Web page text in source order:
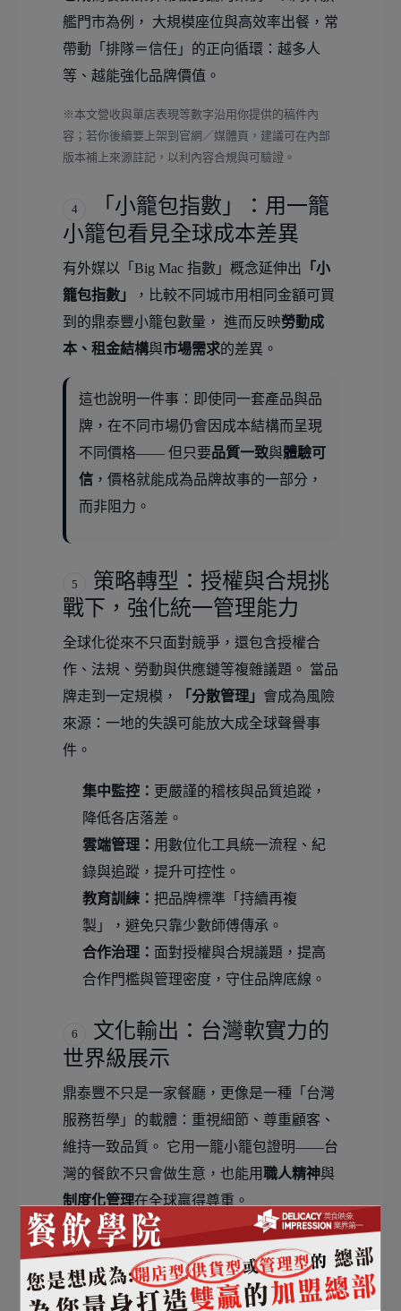
艦門市為例， 大規模座位與高效率出餐，常
帶動「排隊＝信任」的正向循環：越多人
等、越能強化品牌價值。
※本文營收與單店表現等數字沿用你提供的稿件內
容；若你後續要上架到官網／媒體頁，建議可在內部
版本補上來源註記，以利內容合規與可驗證。
4
「小籠包指數」：用一籠
小籠包看見全球成本差異
有外媒以「Big Mac 指數」概念延伸出 「小
籠包指數」
，比較不同城市用相同金額可買
到的鼎泰豐小籠包數量， 進而反映勞動成
本、租金結構與市場需求的差異。
這也說明一件事：即使同一套產品與品
牌，在不同市場仍會因成本結構而呈現
不同價格—— 但只要品質一致與體驗可
信 ，價格就能成為品牌故事的一部分，
而非阻力。
5
策略轉型：授權與合規挑
戰下，強化統一管理能力
全球化從來不只面對競爭，還包含授權合
作、法規、勞動與供應鏈等複雜議題。 當品
牌走到一定規模，
「分散管理」 會成為風險
來源：一地的失誤可能放大成全球聲譽事
件。
集中監控： 更嚴謹的稽核與品質追蹤，
降低各店落差。
雲端管理： 用數位化工具統一流程、紀
錄與追蹤，提升可控性。
教育訓練： 把品牌標準「持續再複
製」，避免只靠少數師傅傳承。
合作治理： 面對授權與合規議題，提高
合作門檻與管理密度，守住品牌底線。
6
文化輸出：台灣軟實力的
世界級展示
鼎泰豐不只是一家餐廳，更像是一種「台灣
服務哲學」的載體：重視細節、尊重顧客、
維持一致品質。 它用一籠小籠包證明——台
灣的餐飲不只會做生意，也能用職人精神與
制度化管理在全球贏得尊重。
從台北街角小店到國際品牌，鼎泰豐的案例
提醒我們：餐飲全球化不是「把店開出去」
而已， 而是把品質、流程、訓練、文化與管